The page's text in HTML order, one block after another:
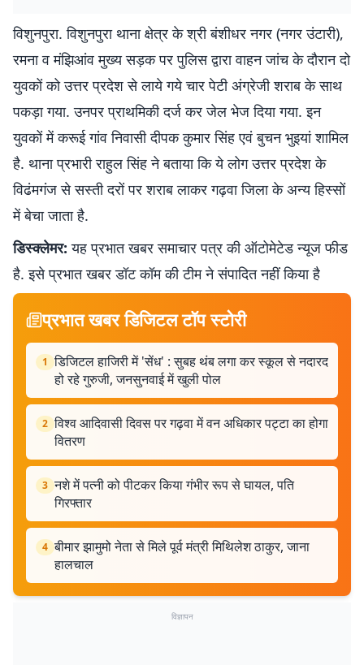
विशुनपुरा. विशुनपुरा थाना क्षेत्र के श्री बंशीधर नगर (नगर उंटारी),
रमना व मंझिआंव मुख्य सड़क पर पुलिस द्वारा वाहन जांच के दौरान दो
युवकों को उत्तर प्रदेश से लाये गये चार पेटी अंग्रेजी शराब के साथ
पकड़ा गया. उनपर प्राथमिकी दर्ज कर जेल भेज दिया गया. इन
युवकों में करूई गांव निवासी दीपक कुमार सिंह एवं बुचन भुइयां शामिल
है. थाना प्रभारी राहुल सिंह ने बताया कि ये लोग उत्तर प्रदेश के
विढंमगंज से सस्ती दरों पर शराब लाकर गढ़वा जिला के अन्य हिस्सों
में बेचा जाता है.
डिस्क्लेमर: यह प्रभात खबर समाचार पत्र की ऑटोमेटेड न्यूज फीड
है. इसे प्रभात खबर डॉट कॉम की टीम ने संपादित नहीं किया है
प्रभात खबर डिजिटल टॉप स्टोरी
1 डिजिटल हाजिरी में 'सेंध' : सुबह थंब लगा कर स्कूल से नदारद
हो रहे गुरुजी, जनसुनवाई में खुली पोल
2 विश्व आदिवासी दिवस पर गढ़वा में वन अधिकार पट्टा का होगा
वितरण
3 नशे में पत्नी को पीटकर किया गंभीर रूप से घायल, पति
गिरफ्तार
4 बीमार झामुमो नेता से मिले पूर्व मंत्री मिथिलेश ठाकुर, जाना
हालचाल
विज्ञापन